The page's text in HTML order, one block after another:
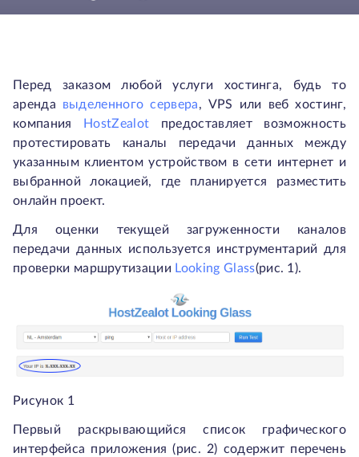
Перед заказом любой услуги хостинга, будь то
аренда выделенного сервера, VPS или веб хостинг,
компания
HostZealot предоставляет возможность
протестировать каналы передачи данных между
указанным клиентом устройством в сети интернет и
выбранной локацией, где планируется разместить
онлайн проект.
Для оценки текущей загруженности каналов
передачи данных используется инструментарий для
проверки маршрутизации Looking Glass(рис. 1).
Рисунок 1
Первый раскрывающийся список графического
интерфейса приложения (рис. 2) содержит перечень